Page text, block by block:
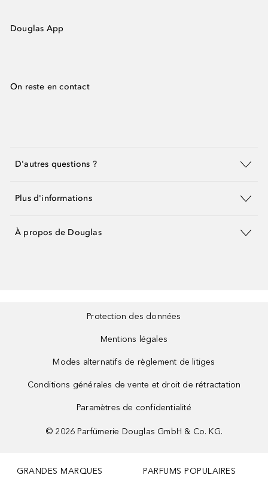
Douglas App
On reste en contact
D'autres questions ?
Plus d'informations
À propos de Douglas
Protection des données
Mentions légales
Modes alternatifs de règlement de litiges
Conditions générales de vente et droit de rétractation
Paramètres de confidentialité
© 2026 Parfümerie Douglas GmbH & Co. KG.
GRANDES MARQUES PARFUMS POPULAIRES